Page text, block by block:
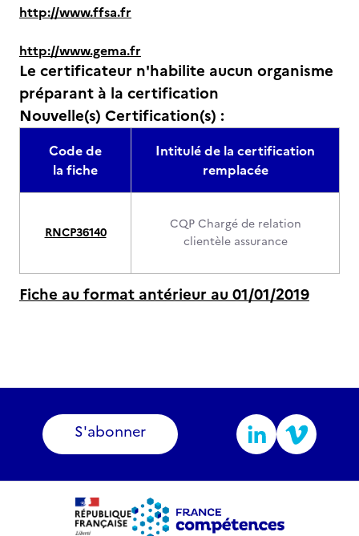
http://www.ffsa.fr
http://www.gema.fr
Le certificateur n'habilite aucun organisme
préparant à la certification
Nouvelle(s) Certification(s) :
Code de
la fiche
Intitulé de la certification
remplacée
RNCP36140
CQP Chargé de relation
clientèle assurance
Fiche au format antérieur au 01/01/2019
S'abonner